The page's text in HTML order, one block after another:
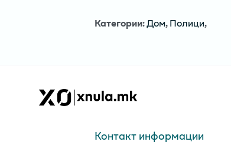
Категории:Дом,Полици,
Контакт информации